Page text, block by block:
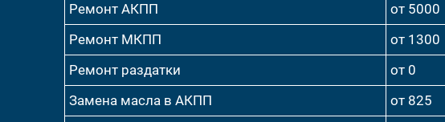
Ремонт АКПП
от 5000
Ремонт МКПП
от 1300
Ремонт раздатки
от 0
Замена масла в АКПП
от 825